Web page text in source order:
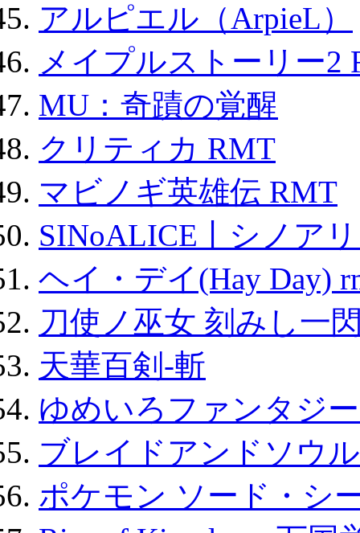
アルピエル（ArpieL）
メイプルストーリー2
MU：奇蹟の覚醒
クリティカ RMT
マビノギ英雄伝 RMT
SINoALICE丨シノア
ヘイ・デイ(Hay Day)
刀使ノ巫女 刻みし一
天華百剣-斬
ゆめいろファンタジ
ブレイドアンドソウ
ポケモン ソード・シ